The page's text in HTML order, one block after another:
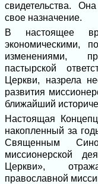
свидетельства.
свое назначение.
В настоящее
экономическими,
изменениями,
пастырской
Церкви, назрела
развития
ближайший
Настоящая
накопленный за
Священным
миссионерской
Церкви»,
православной